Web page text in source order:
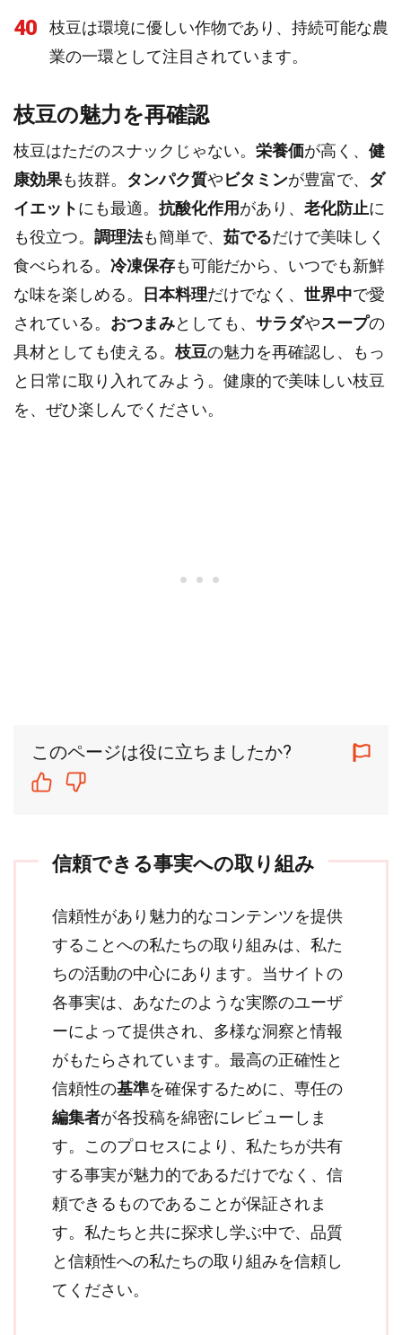
40
枝豆は環境に優しい作物であり、持続可能な農
業の一環として注目されています。
枝豆の魅力を再確認
枝豆はただのスナックじゃない。 栄養価が高く、 健
康効果も抜群。 タンパク質やビタミンが豊富で、 ダ
イエットにも最適。 抗酸化作用があり、 老化防止に
も役立つ。 調理法も簡単で、 茹でるだけで美味しく
食べられる。 冷凍保存も可能だから、いつでも新鮮
な味を楽しめる。
日本料理だけでなく、 世界中で愛
されている。 おつまみとしても、 サラダやスープの
具材としても使える。枝豆の魅力を再確認し、もっ
と日常に取り入れてみよう。健康的で美味しい枝豆
を、ぜひ楽しんでください。
このページは役に立ちましたか?
信頼できる事実への取り組み
信頼性があり魅力的なコンテンツを提供
することへの私たちの取り組みは、私た
ちの活動の中心にあります。当サイトの
各事実は、あなたのような実際のユーザ
ーによって提供され、多様な洞察と情報
がもたらされています。最高の正確性と
信頼性の基準を確保するために、専任の
編集者が各投稿を綿密にレビューしま
す。このプロセスにより、私たちが共有
する事実が魅力的であるだけでなく、信
頼できるものであることが保証されま
す。私たちと共に探求し学ぶ中で、品質
と信頼性への私たちの取り組みを信頼し
てください。